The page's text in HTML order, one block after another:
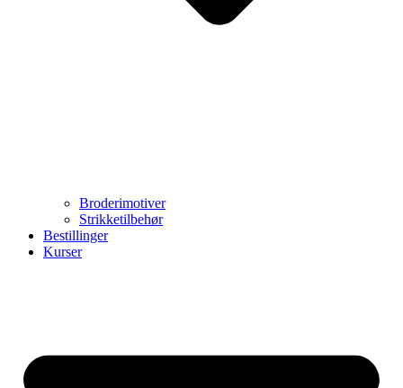
Broderimotiver
Strikketilbehør
Bestillinger
Kurser